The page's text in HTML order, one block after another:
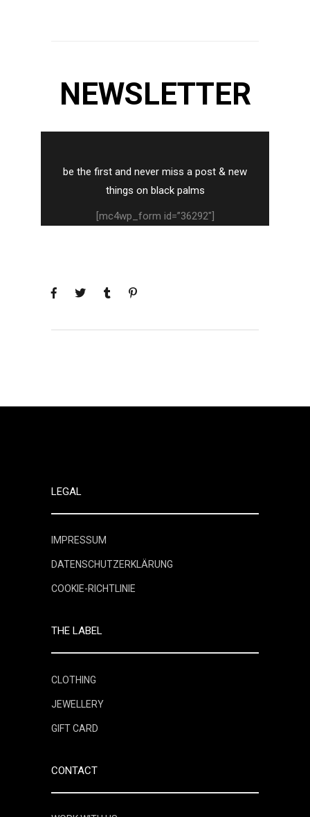
NEWSLETTER
be the first and never miss a post & new
things on black palms
[mc4wp_form id=”36292″]
LEGAL
IMPRESSUM
DATENSCHUTZERKLÄRUNG
COOKIE-RICHTLINIE
THE LABEL
CLOTHING
JEWELLERY
GIFT CARD
CONTACT